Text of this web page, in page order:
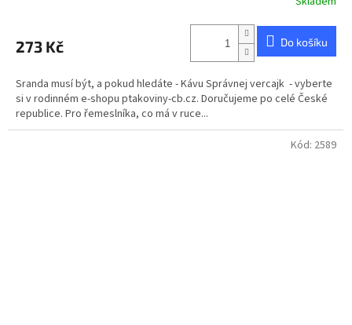
je
z
5
hvězdiček.
273 Kč Do košíku
Sranda musí být, a pokud hledáte - Kávu Správnej vercajk - vyberte
si v rodinném e-shopu ptakoviny-cb.cz. Doručujeme po celé České
republice. Pro řemeslníka, co má v ruce...
Kód: 2589